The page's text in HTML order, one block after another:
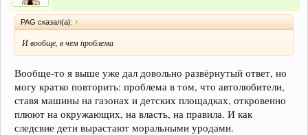
PAG сказал(а): ↑
И вообще, в чем проблема
Вообще-то я выше уже дал довольно развёрнутый ответ, но
могу кратко повторить: проблема в том, что автолюбители,
ставя машины на газонах и детских площадках, откровенно
плюют на окружающих, на власть, на правила. И как
следсвие дети вырастают моральными уродами.